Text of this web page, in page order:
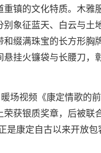
镇的文化特质。木雅
象征蓝天、白云与土
缀满珠宝的长方形胸
挂火镰袋与长腰刀，
场视频《康定情歌的
获银质奖章，后被联
康定自古以来开放包